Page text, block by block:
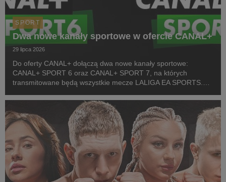
SPORT
Dwa nowe kanały sportowe w ofercie CANAL+
29 lipca 2026
Do oferty CANAL+ dołączą dwa nowe kanały sportowe:
CANAL+ SPORT 6 oraz CANAL+ SPORT 7, na których
transmitowane będą wszystkie mecze LALIGA EA SPORTS.
pierwszej kolejki sezonu 2026/27 ligi hiszpańskiej, po formaln...